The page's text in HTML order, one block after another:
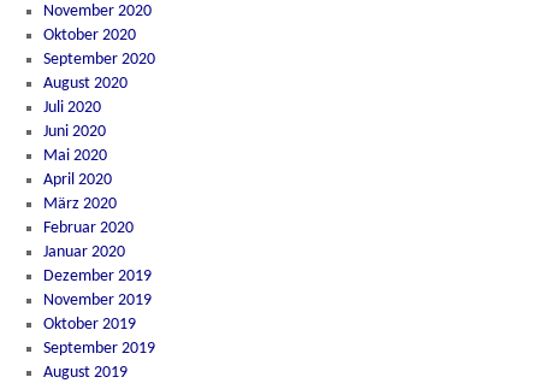
November 2020
Oktober 2020
September 2020
August 2020
Juli 2020
Juni 2020
Mai 2020
April 2020
März 2020
Februar 2020
Januar 2020
Dezember 2019
November 2019
Oktober 2019
September 2019
August 2019